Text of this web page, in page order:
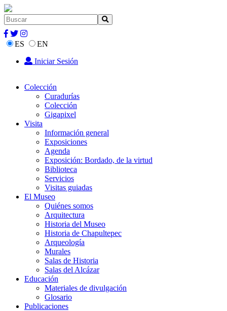
ES
EN
Iniciar Sesión
Colección
Curadurías
Colección
Gigapixel
Visita
Información general
Exposiciones
Agenda
Exposición: Bordado, de la virtud
Biblioteca
Servicios
Visitas guiadas
El Museo
Quiénes somos
Arquitectura
Historia del Museo
Historia de Chapultepec
Arqueología
Murales
Salas de Historia
Salas del Alcázar
Educación
Materiales de divulgación
Glosario
Publicaciones